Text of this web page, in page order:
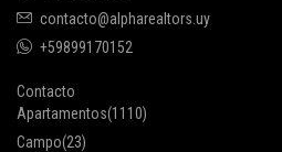
contacto@alpharealtors.uy
+59899170152
Contacto
Apartamentos(1110)
Campo(23)